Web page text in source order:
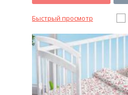
Быстрый просмотр